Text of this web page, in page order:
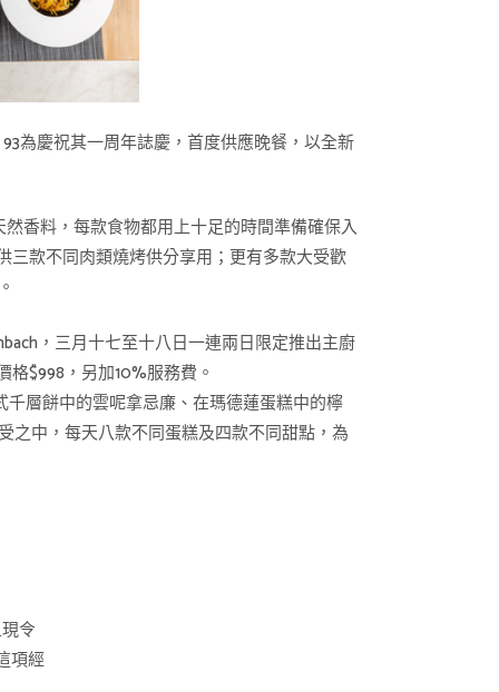
為慶祝其一周年誌慶，首度供應晚餐，以全新
香料，每款食物都用上十足的時間準備確保入
款不同肉類燒烤供分享用；更有多款大受歡
，三月十七至十八日一連兩日限定推出主廚
$998，另加10%服務費。
層餅中的雲呢拿忌廉、在瑪德蓮蛋糕中的檸
之中，每天八款不同蛋糕及四款不同甜點，為
令
項經